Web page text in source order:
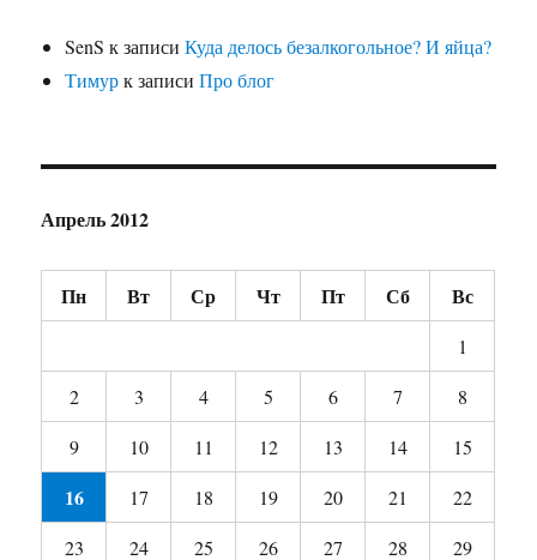
SenS к записиКуда делось безалкогольное? И яйца?
Тимурк записиПро блог
Апрель 2012
Пн Вт Ср Чт Пт Сб Вс
1
2
3 4 5 6 7
8
9
10 11 12 13 14 15
16 17 18 19 20 21
22
23
24 25 26 27 28
29